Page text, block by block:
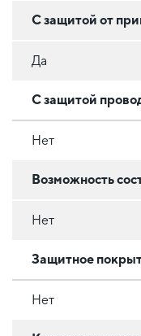
С защитой от
Да
С защитой
Нет
Возможность
Нет
Защитное
Нет